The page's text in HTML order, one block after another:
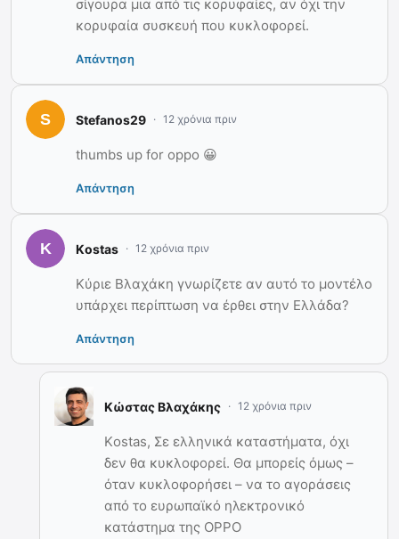
σίγουρα μια από τις κορυφαίες, αν όχι την
κορυφαία συσκευή που κυκλοφορεί.
Απάντηση
Stefanos29 12 χρόνια πριν
thumbs up for oppo 😀
Απάντηση
Κostas 12 χρόνια πριν
Κύριε Bλαχάκη γνωρίζετε αν αυτό το μοντέλο
υπάρχει περίπτωση να έρθει στην Ελλάδα?
Απάντηση
Κώστας Βλαχάκης 12 χρόνια πριν
Κostas, Σε ελληνικά καταστήματα, όχι
δεν θα κυκλοφορεί. Θα μπορείς όμως –
όταν κυκλοφορήσει – να το αγοράσεις
από το ευρωπαϊκό ηλεκτρονικό
κατάστημα της OPPO